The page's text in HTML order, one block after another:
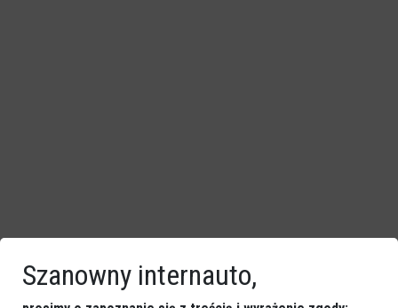
Atak nożownika w bloku przy ulicy Jaracza.
Szanowny internauto,